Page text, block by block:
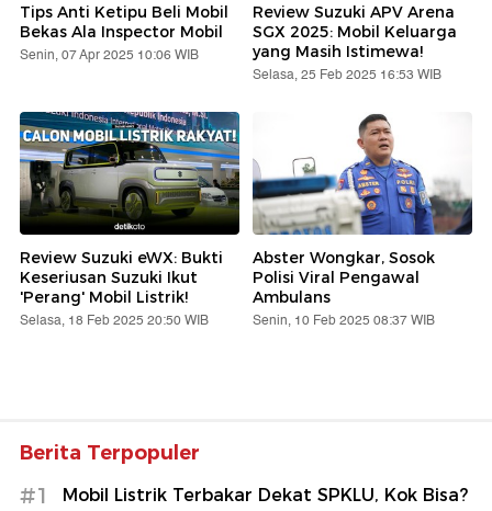
Tips Anti Ketipu Beli Mobil
Bekas Ala Inspector Mobil
Senin, 07 Apr 2025 10:06 WIB
Review Suzuki APV Arena
SGX 2025: Mobil Keluarga
yang Masih Istimewa!
Selasa, 25 Feb 2025 16:53 WIB
Review Suzuki eWX: Bukti
Keseriusan Suzuki Ikut
'Perang' Mobil Listrik!
Selasa, 18 Feb 2025 20:50 WIB
Abster Wongkar, Sosok
Polisi Viral Pengawal
Ambulans
Senin, 10 Feb 2025 08:37 WIB
Berita Terpopuler
#1 Mobil Listrik Terbakar Dekat SPKLU, Kok Bisa?